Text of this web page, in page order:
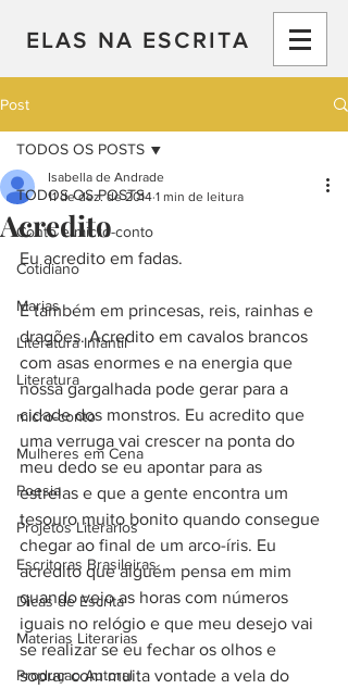
ELAS NA ESCRITA
Post
TODOS OS POSTS
Conto e micro-conto
Cotidiano
Marias
Literatura Infantil
Literatura
micro-conto
Mulheres em Cena
Poesia
Projetos Literarios
Escritoras Brasileiras
Dicas de Escrita
Materias Literarias
Produçao Autoral
TODOS OS POSTS
Acredito
Isabella de Andrade
11 de dez. de 2014 1 min de leitura
Eu acredito em fadas.
E também em princesas, reis, rainhas e
dragões. Acredito em cavalos brancos
com asas enormes e na energia que
nossa gargalhada pode gerar para a
cidade dos monstros. Eu acredito que
uma verruga vai crescer na ponta do
meu dedo se eu apontar para as
estrelas e que a gente encontra um
tesouro muito bonito quando consegue
chegar ao final de um arco-íris. Eu
acredito que alguém pensa em mim
quando vejo as horas com números
iguais no relógio e que meu desejo vai
se realizar se eu fechar os olhos e
soprar com muita vontade a vela do